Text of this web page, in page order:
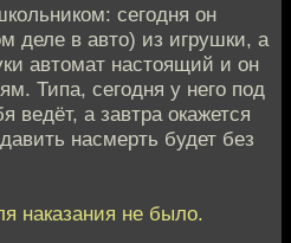
сегодня он
деле в авто) из игрушки, а
автомат настоящий и он
Типа, сегодня у него под
ведёт, а завтра окажется
насмерть будет без
наказания не было.